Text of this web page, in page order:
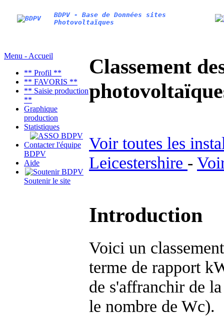
BDPV - Base de Données sites
Photovoltaïques
Menu - Accueil
** Profil **
** FAVORIS **
** Saisie production
**
Graphique
production
Statistiques
Contacter l'équipe
BDPV
Aide
Soutenir le site
Classement
Voir toutes les
Leicestershire -
Introduction
Voici un
terme de rapport
de s'affranchir de
le nombre de Wc).